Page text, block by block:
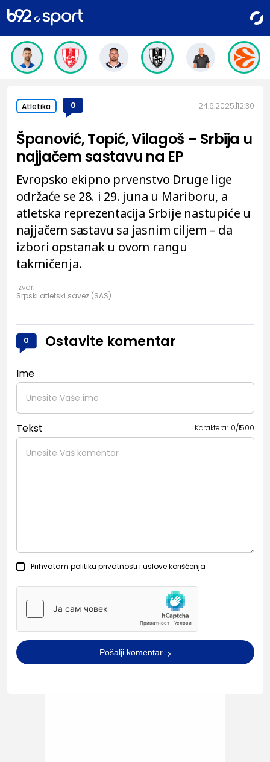
Atletika 0 24.6.2025. 12:30
Španović, Topić, Vilagoš – Srbija u
najjačem sastavu na EP
Evropsko ekipno prvenstvo Druge lige
održaće se 28. i 29. juna u Mariboru, a
atletska reprezentacija Srbije nastupiće u
najjačem sastavu sa jasnim ciljem – da
izbori opstanak u ovom rangu
takmičenja.
Izvor:
Srpski atletski savez (SAS)
0 Ostavite komentar
Ime
Tekst Karaktera: 0/1500
Prihvatam politiku privatnosti i uslove korišćenja
Pošalji komentar